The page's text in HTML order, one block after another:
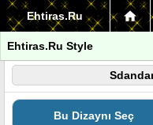
Ehtiras.Ru
Ehtiras.Ru Style
Bu Dizaynı Seç